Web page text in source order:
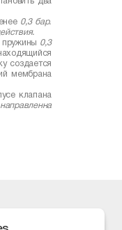
0,3 бар.
пружины 0,3
создается
мембрана
клапана